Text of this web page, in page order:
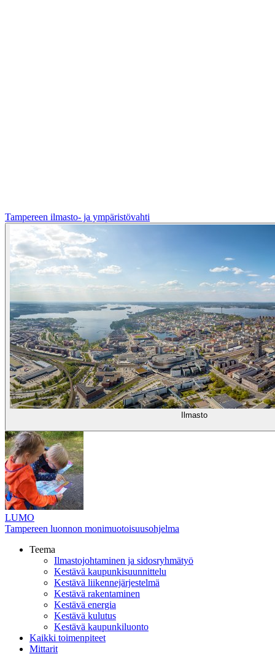
Tampereen ilmasto- ja ympäristövahti
Ilmasto
LUMO
Tampereen luonnon monimuotoisuusohjelma
Teema
Ilmastojohtaminen ja sidosryhmätyö
Kestävä kaupunkisuunnittelu
Kestävä liikennejärjestelmä
Kestävä rakentaminen
Kestävä energia
Kestävä kulutus
Kestävä kaupunkiluonto
Kaikki toimenpiteet
Mittarit